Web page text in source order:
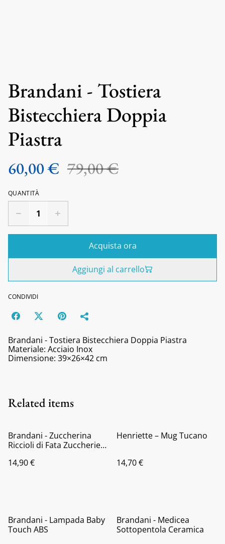
Brandani - Tostiera
Bistecchiera Doppia
Piastra
60,00 € 79,00 €
QUANTITÀ
Acquista ora
Aggiungi al carrello
CONDIVIDI
Brandani - Tostiera Bistecchiera Doppia Piastra
Materiale: Acciaio Inox
Dimensione: 39×26×42 cm
Related items
Brandani - Zuccherina
Riccioli di Fata Zuccheriera
14,90 €
Henriette – Mug Tucano
14,70 €
Brandani - Lampada Baby
Touch ABS
Brandani - Medicea
Sottopentola Ceramica